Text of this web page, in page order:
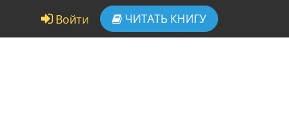
Войти ЧИТАТЬ КНИГУ